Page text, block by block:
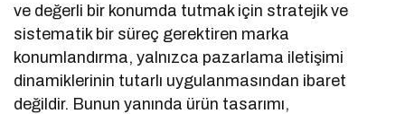
ve değerli bir konumda tutmak için stratejik ve
sistematik bir süreç gerektiren marka
konumlandırma, yalnızca pazarlama iletişimi
dinamiklerinin tutarlı uygulanmasından ibaret
değildir. Bunun yanında ürün tasarımı,